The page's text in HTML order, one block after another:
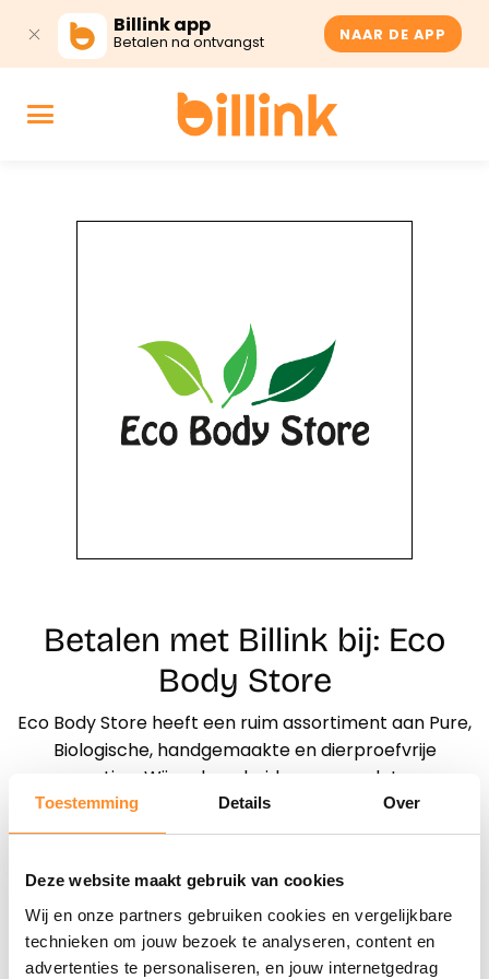
Toestemming Details Over
Deze website maakt gebruik van cookies
Wij en onze partners gebruiken cookies en vergelijkbare
technieken om jouw bezoek te analyseren, content en
advertenties te personaliseren, en jouw internetgedrag
Billink app
Betalen na ontvangst NAAR DE APP
Betalen met Billink bij: Eco
Body Store
Eco Body Store heeft een ruim assortiment aan Pure,
Biologische, handgemaakte en dierproefvrije
cosmetica. Wij onderscheiden ons omdat onze
producten van kleine bedrijfjes komen die alles met
de hand vervaardigen.
Naar winkels